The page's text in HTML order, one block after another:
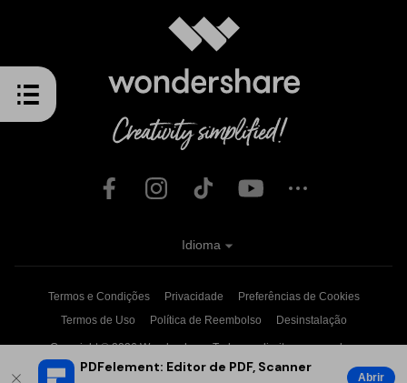
PDFelement: Editor de PDF, Scanner
Abrir
Termos e Condições Privacidade
Preferências de Cookies
Termos de Uso
Política de Reembolso Desinstalação
Copyright © 2026Wondershare. Todos os direitos reservados.
Idioma